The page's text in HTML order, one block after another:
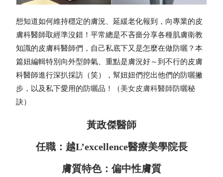
想知道如何維持穩定的膚況、延緩老化報到，向專業的皮
膚科醫師取經準沒錯！平常總是不吝嗇分享各種肌膚衛教
知識的皮膚科醫師們，自己私底下又是怎麼在做防曬 ？本
篇妞編輯特別向外型帥氣、重點是膚況好～到不行的皮膚
科醫師進行深扒採訪（笑），幫妞妞們挖出他們的防曬撇
步，以及私下愛用的防曬品！（美女皮膚科醫師防曬秘
訣）
黃政傑醫師
任職：越L’excellence醫療美學院長
膚質特色：偏中性膚質